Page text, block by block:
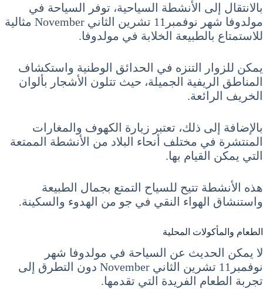
بالانتقال إلى الأنشطة السياحية، توفر السياحة في
مولدوفا شهر نوفمبر11 تشرين الثاني November مثالية
للاستمتاع بالطبيعة الخلابة في مولدوفا.
يمكن للزوار التنزه في الحدائق الوطنية واستكشاف
المناطق الريفية الجميلة، حيث تتلون الأشجار بألوان
الخريف الرائعة.
بالإضافة إلى ذلك، تعتبر زيارة الكهوف والمغارات
المنتشرة في مختلف أنحاء البلاد من الأنشطة الممتعة
التي يمكن القيام بها.
هذه الأنشطة تتيح للسياح التمتع بجمال الطبيعة
واستنشاق الهواء النقي في جو من الهدوء والسكينة.
الطعام والمأكولات المحلية
لا يمكن الحديث عن السياحة في مولدوفا شهر
نوفمبر11 تشرين الثاني November دون التطرق إلى
تجربة الطعام الفريدة التي تقدمها.